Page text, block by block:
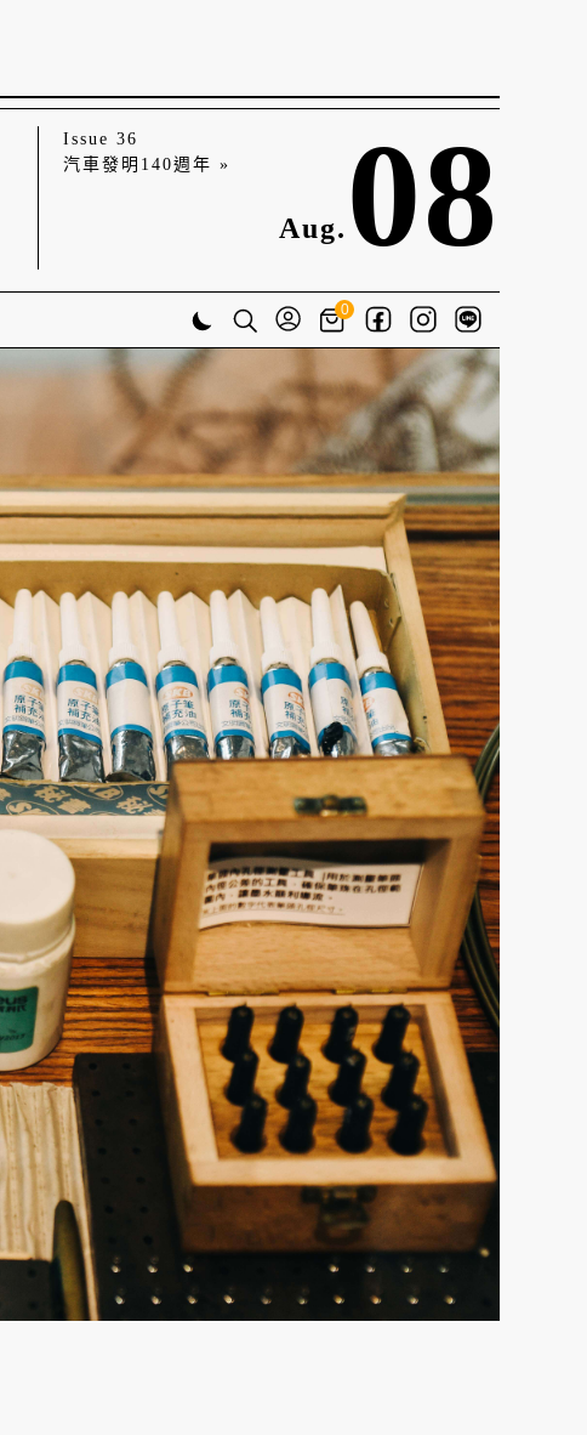
Issue 36
汽車發明140週年 »
Aug. 08
0